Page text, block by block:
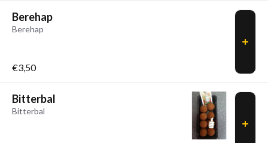
Berehap
Berehap
€3,50
Bitterbal
Bitterbal